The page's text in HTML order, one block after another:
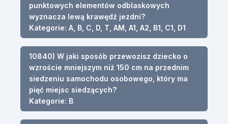
punktowych elementów odblaskowych
wyznacza lewą krawędź jezdni?
Kategorie: A, B, C, D, T, AM, A1, A2, B1, C1, D1
10840) W jaki sposób przewozisz dziecko o
wzroście mniejszym niż 150 cm na przednim
siedzeniu samochodu osobowego, który ma
pięć miejsc siedzących?
Kategorie: B